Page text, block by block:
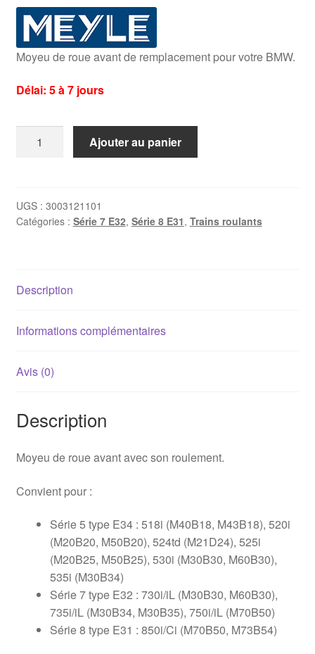
Moyeu de roue avant de remplacement pour votre BMW.
Délai: 5 à 7 jours
Bmw
E31/E32/E34
Ajouter au panier
UGS : 3003121101
Catégories : Série 7 E32, Série 8 E31, Trains roulants
Description
Informations complémentaires
Avis (0)
Description
Moyeu de roue avant avec son roulement.
Convient pour :
Série 5 type E34 : 518i (M40B18, M43B18), 520i
(M20B20, M50B20), 524td (M21D24), 525i
(M20B25, M50B25), 530i (M30B30, M60B30),
535i (M30B34)
Série 7 type E32 : 730i/iL (M30B30, M60B30),
735i/iL (M30B34, M30B35), 750i/iL (M70B50)
Série 8 type E31 : 850i/Ci (M70B50, M73B54)